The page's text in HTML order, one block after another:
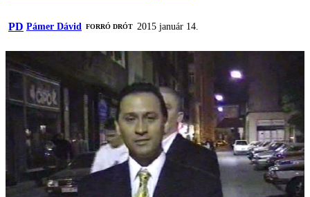
PD Pámer Dávid FORRÓ DRÓT 2015 január 14.